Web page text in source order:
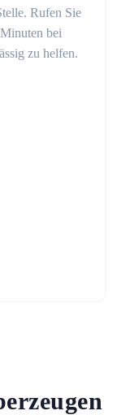
Rufen Sie
bei
zu helfen.